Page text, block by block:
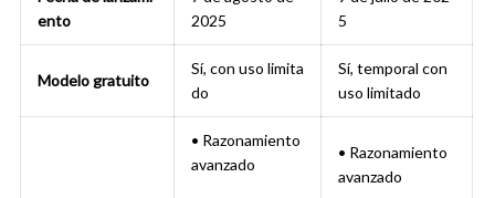
ento
2025
5
Modelo gratuito
Sí, con uso limita
do
Sí, temporal con
uso limitado
• Razonamiento
avanzado
• Razonamiento
avanzado